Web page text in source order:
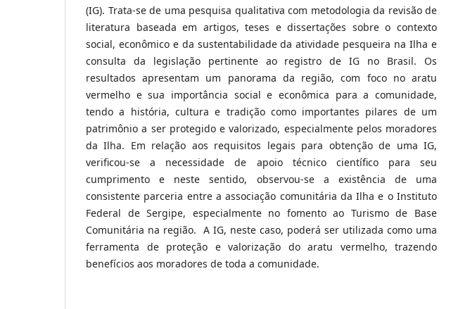
(IG). Trata-se de uma pesquisa qualitativa com metodologia da revisão de
literatura baseada em artigos, teses e dissertações sobre o contexto
social, econômico e da sustentabilidade da atividade pesqueira na Ilha e
consulta da legislação pertinente ao registro de IG no Brasil. Os
resultados apresentam um panorama da região, com foco no aratu
vermelho e sua importância social e econômica para a comunidade,
tendo a história, cultura e tradição como importantes pilares de um
patrimônio a ser protegido e valorizado, especialmente pelos moradores
da Ilha. Em relação aos requisitos legais para obtenção de uma IG,
verificou-se a necessidade de apoio técnico científico para seu
cumprimento e neste sentido, observou-se a existência de uma
consistente parceria entre a associação comunitária da Ilha e o Instituto
Federal de Sergipe, especialmente no fomento ao Turismo de Base
Comunitária na região. A IG, neste caso, poderá ser utilizada como uma
ferramenta de proteção e valorização do aratu vermelho, trazendo
benefícios aos moradores de toda a comunidade.